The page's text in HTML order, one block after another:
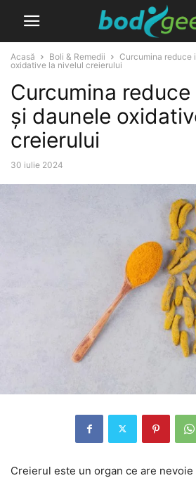
Acasă Boli & Remedii
Curcumina reduce
oxidative la nivelul creierului
Curcumina
și daunele
creierului
30 iulie 2024
Creierul este un organ ce are